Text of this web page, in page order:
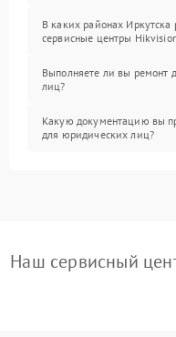
В каких районах Иркутска
сервисные центры
Выполняете ли вы ремонт
лиц?
Какую документацию вы
для юридических лиц?
Наш сервисный